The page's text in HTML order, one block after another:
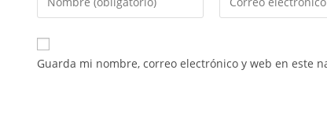
Guarda mi nombre, correo electrónico y web en este